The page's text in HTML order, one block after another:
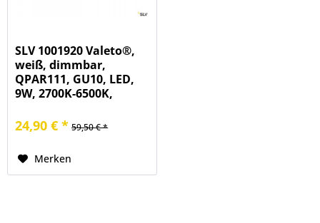
SLV 1001920 Valeto®,
weiß, dimmbar,
QPAR111, GU10, LED,
9W, 2700K-6500K,
24,90 € * 59,50 € *
Merken